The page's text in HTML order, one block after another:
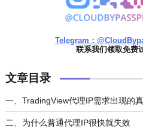
Telegram：
联系我们领取免费
文章目录
一、TradingView代理IP需求出现的
二、为什么普通代理IP很快就失效